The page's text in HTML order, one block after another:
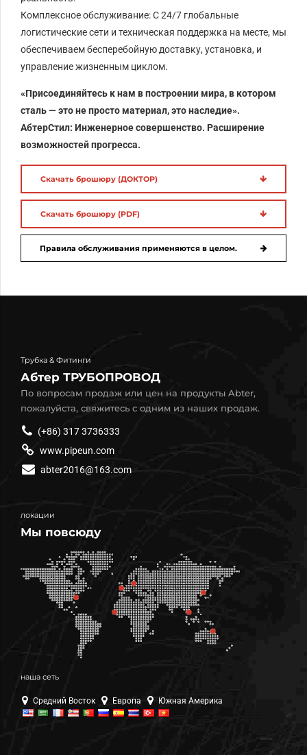
‌Комплексное обслуживание‌: С 24/7 глобальные
логистические сети и техническая поддержка на месте, мы
обеспечиваем бесперебойную доставку, установка, и
управление жизненным циклом.
«Присоединяйтесь к нам в построении мира, в котором
сталь — это не просто материал, это наследие».
АбтерСтил: Инженерное совершенство. Расширение
возможностей прогресса.
Скачать брошюру (ДОКТОР)
Скачать брошюру (PDF)
Правила обслуживания применяются в целом.
Трубка & Фитинги
Абтер ТРУБОПРОВОД
По вопросам продаж или цен на продукты Abter,
пожалуйста, свяжитесь с одним из наших продаж.
(+86) 317 3736333
www.pipeun.com
abter2016@163.com
локации
Мы повсюду
наша сеть
Средний Восток Европа Южная Америка